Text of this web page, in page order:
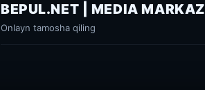
BEPUL.NET | MEDIA MARKAZ
Onlayn tamosha qiling